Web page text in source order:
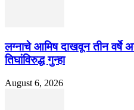
लग्नाचे आमिष दाखवून तीन वर्षे
तिघांविरुद्ध गुन्हा
August 6, 2026